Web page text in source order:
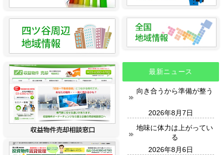
最新ニュース
向き合うから準備が整う
2026年8月7日
地味に体力は上がってい
る
2026年8月6日